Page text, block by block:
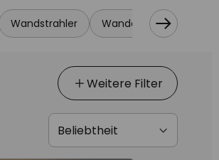
Wandstrahler Wandeinbauleuchten
Weitere Filter